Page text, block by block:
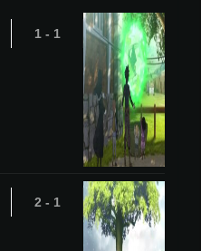
1 - 1
1 - 2